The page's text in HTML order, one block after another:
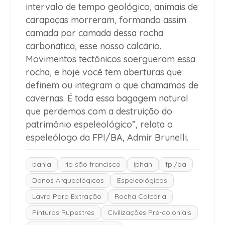
intervalo de tempo geológico, animais de
carapaças morreram, formando assim
camada por camada dessa rocha
carbonática, esse nosso calcário.
Movimentos tectônicos soergueram essa
rocha, e hoje você tem aberturas que
definem ou integram o que chamamos de
cavernas. É toda essa bagagem natural
que perdemos com a destruição do
patrimônio espeleológico”, relata o
espeleólogo da FPI/BA, Admir Brunelli.
bahia rio são francisco iphan
fpi/ba
Danos Arqueológicos
Espeleológicos
Lavra Para Extração
Rocha Calcária
Pinturas Rupestres
Civilizações Pré-coloniais